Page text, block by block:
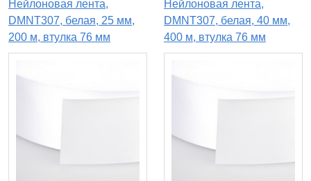
Нейлоновая лента,
DMNT307, белая, 25 мм,
200 м, втулка 76 мм
Нейлоновая лента,
DMNT307, белая, 40 мм,
400 м, втулка 76 мм